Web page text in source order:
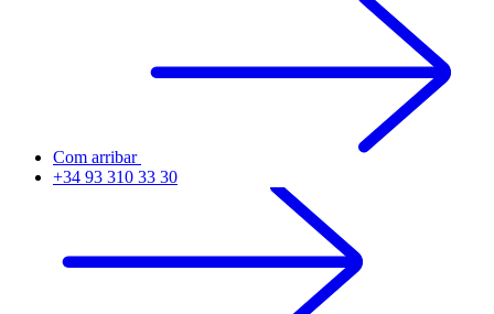
Com arribar
+34 93 310 33 30